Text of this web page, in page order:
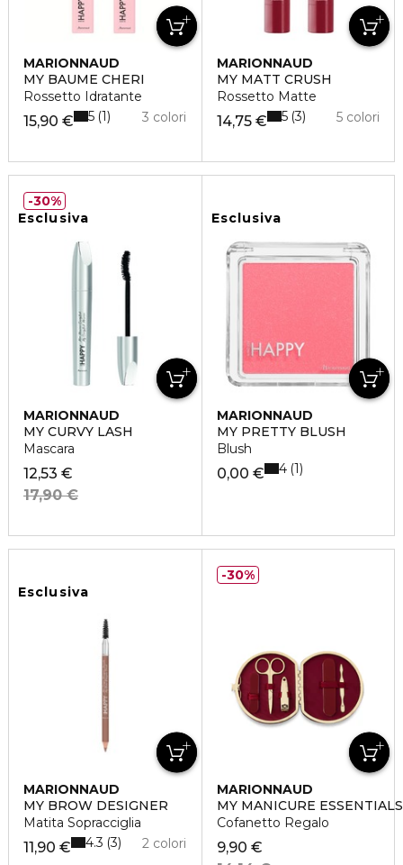
MARIONNAUD
MY BAUME CHERI
Rossetto Idratante
15,90 € 3 colori
5 1
MARIONNAUD
MY MATT CRUSH
Rossetto Matte
14,75 € 5 colori
5 3
Esclusiva
MARIONNAUD
MY CURVY LASH
Mascara
12,53 €
17,90 €
30%
Esclusiva
MARIONNAUD
MY PRETTY BLUSH
Blush
0,00 € 4 1
Esclusiva
MARIONNAUD
MY BROW DESIGNER
Matita Sopracciglia
11,90 € 2 colori
4.3 3
MARIONNAUD
MY MANICURE ESSENTIALS
Cofanetto Regalo
9,90 €
30%